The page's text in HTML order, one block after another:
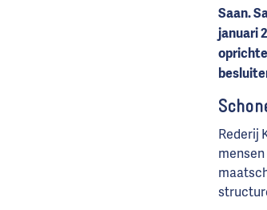
Saan.
januari
Rederij